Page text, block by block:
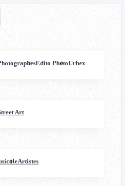
Edito PhotoUrbex
Art
Artistes